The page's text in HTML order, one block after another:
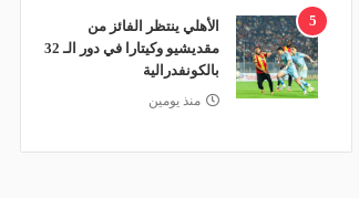
5
الأهلي ينتظر الفائز من
مقديشيو وكيتارا في دور الـ 32
بالكونفدرالية
منذ يومين